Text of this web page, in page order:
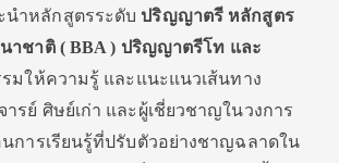
นำหลักสูตรระดับ ปริญญาตรี หลักสูตร
าชาติ ( BBA ) ปริญญาตรีโท และ
มให้ความรู้ และแนะแนวเส้นทาง
รย์ ศิษย์เก่า และผู้เชี่ยวชาญในวงการ
การเรียนรู้ที่ปรับตัวอย่างชาญฉลาดใน